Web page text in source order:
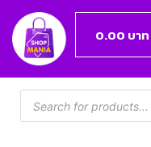
0.00 บาท